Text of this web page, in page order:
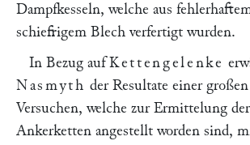
Dampfkesseln, welche aus
schiefrigem Blech verfertigt wurden.
In Bezug aufKettengelenke
Nasmyth der Resultate einer
Versuchen, welche zur Ermittelung
Ankerketten angestellt worden sind,